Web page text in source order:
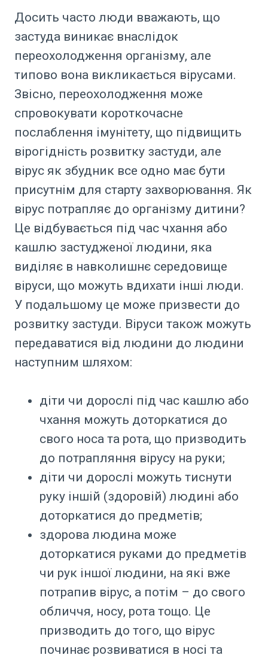
Досить часто люди вважають, що
застуда виникає внаслідок
переохолодження організму, але
типово вона викликається вірусами.
Звісно, переохолодження може
спровокувати короткочасне
послаблення імунітету, що підвищить
вірогідність розвитку застуди, але
вірус як збудник все одно має бути
присутнім для старту захворювання. Як
вірус потрапляє до організму дитини?
Це відбувається під час чхання або
кашлю застудженої людини, яка
виділяє в навколишнє середовище
віруси, що можуть вдихати інші люди.
У подальшому це може призвести до
розвитку застуди. Віруси також можуть
передаватися від людини до людини
наступним шляхом:
діти чи дорослі під час кашлю або
чхання можуть доторкатися до
свого носа та рота, що призводить
до потрапляння вірусу на руки;
діти чи дорослі можуть тиснути
руку іншій (здоровій) людині або
доторкатися до предметів;
здорова людина може
доторкатися руками до предметів
чи рук іншої людини, на які вже
потрапив вірус, а потім – до свого
обличчя, носу, рота тощо. Це
призводить до того, що вірус
починає розвиватися в носі та